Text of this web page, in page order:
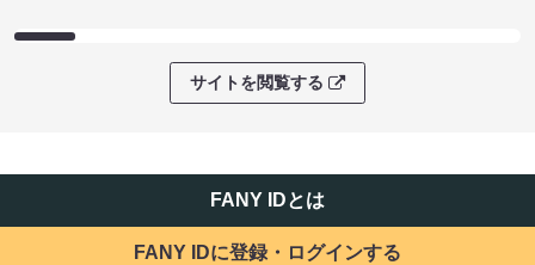
サイトを閲覧する
FANY IDとは
FANY IDに登録・ログインする